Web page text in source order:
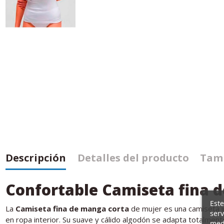
Descripción Detalles del producto
Confortable Camiseta fina
La Camiseta fina de manga corta de mujer es una camiseta
en ropa interior. Su suave y cálido algodón se adapta